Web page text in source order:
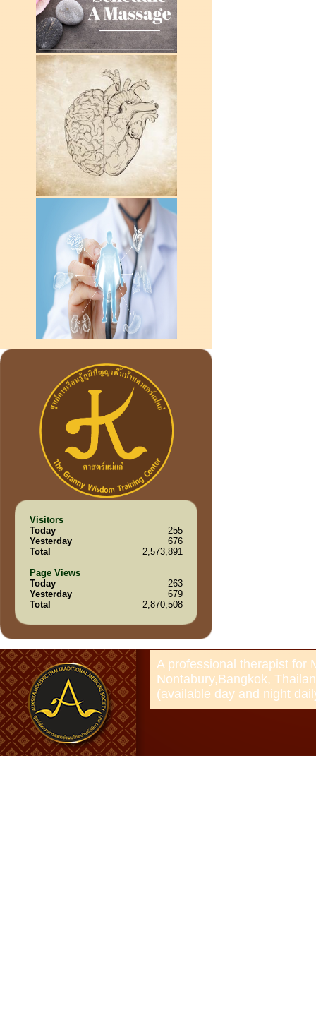
Visitors
Today
255
Yesterday
676
Total
2,573,891
Page Views
Today
263
Yesterday
679
Total
2,870,508
A professional therapist for
Nontabury,Bangkok,
(available day and night